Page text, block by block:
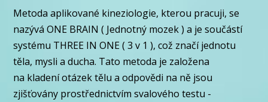
Metoda aplikované kineziologie, kterou pracuji, se
nazývá ONE BRAIN ( Jednotný mozek ) a je součástí
systému THREE IN ONE ( 3 v 1 ), což značí jednotu
těla, mysli a ducha. Tato metoda je založena
na kladení otázek tělu a odpovědi na ně jsou
zjišťovány prostřednictvím svalového testu -